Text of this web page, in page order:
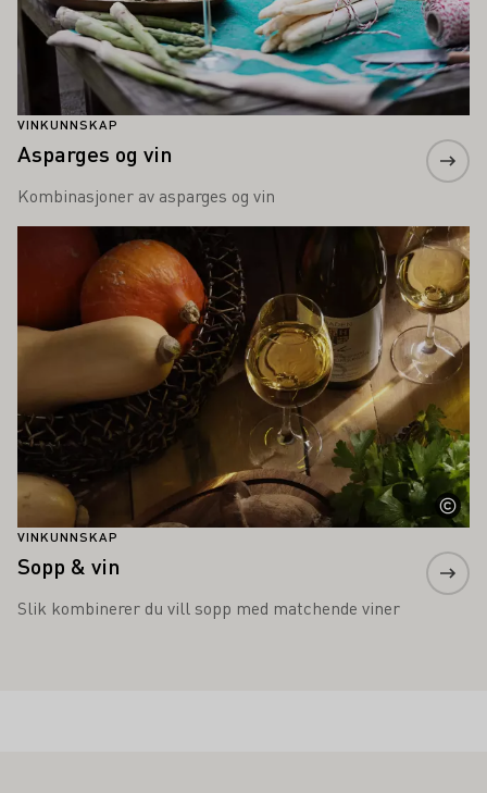
VINKUNNSKAP
Asparges og vin
Kombinasjoner av asparges og vin
VINKUNNSKAP
Sopp & vin
Slik kombinerer du vill sopp med matchende viner
Lær mer om dette